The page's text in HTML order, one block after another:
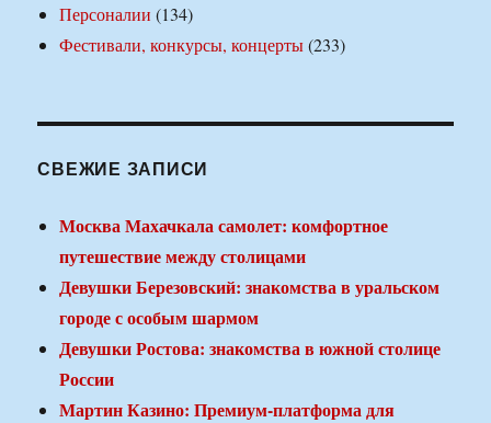
Персоналии (134)
Фестивали, конкурсы, концерты(233)
СВЕЖИЕ ЗАПИСИ
Москва Махачкала самолет: комфортное
путешествие между столицами
Девушки Березовский: знакомства в уральском
городе с особым шармом
Девушки Ростова: знакомства в южной столице
России
Мартин Казино: Премиум-платформа для